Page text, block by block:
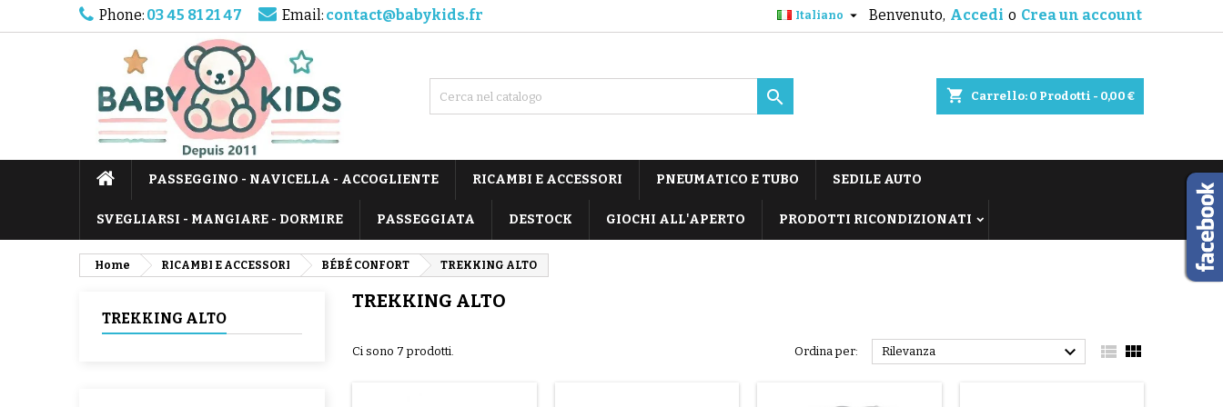
Phone: 03 45 81 21 47 Email: contact@babykids.fr Benvenuto, Accedi o Crea un account
Italiano 
shopping_cart Carrello: 0 Prodotti - 0,00 €

PASSEGGINO - NAVICELLA - ACCOGLIENTE RICAMBI E ACCESSORI PNEUMATICO E TUBO SEDILE AUTO
SVEGLIARSI - MANGIARE - DORMIRE PASSEGGIATA DESTOCK GIOCHI ALL'APERTO PRODOTTI RICONDIZIONATI
Home RICAMBI E ACCESSORI BÉBÉ CONFORT TREKKING ALTO
TREKKING ALTO
TREKKING ALTO
Ci sono 7 prodotti. Ordina per: Rilevanza   